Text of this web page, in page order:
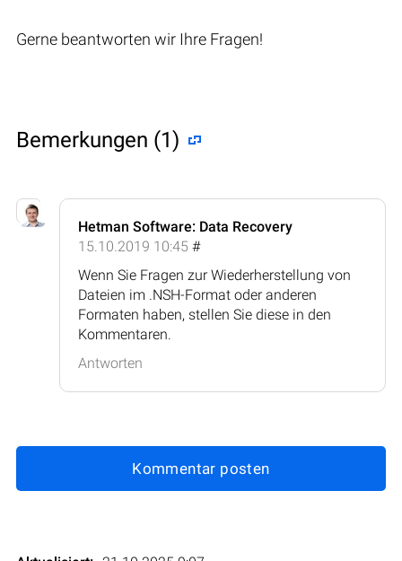
Gerne beantworten wir Ihre Fragen!
Bemerkungen (1)
Hetman Software: Data Recovery
15.10.2019 10:45 #
Wenn Sie Fragen zur Wiederherstellung von
Dateien im .NSH-Format oder anderen
Formaten haben, stellen Sie diese in den
Kommentaren.
Antworten
Kommentar posten